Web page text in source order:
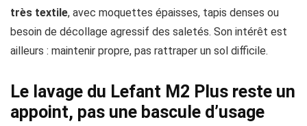
très textile, avec moquettes épaisses, tapis denses ou
besoin de décollage agressif des saletés. Son intérêt est
ailleurs : maintenir propre, pas rattraper un sol difficile.
Le lavage du Lefant M2 Plus reste un
appoint, pas une bascule d’usage